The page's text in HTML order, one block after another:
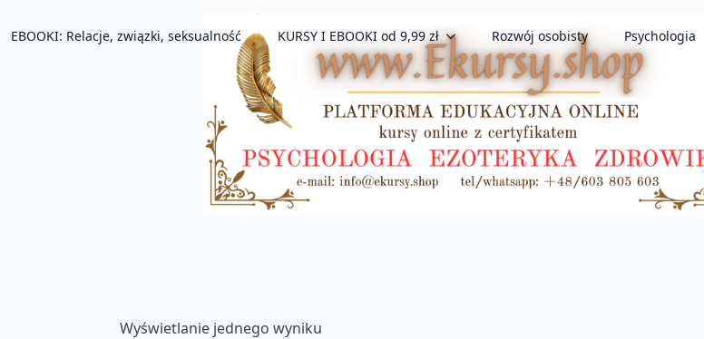
EBOOKI: Relacje, związki, seksualność KURSY I EBOOKI od 9,99 zł Rozwój osobisty Psychologia
Wyświetlanie jednego wyniku